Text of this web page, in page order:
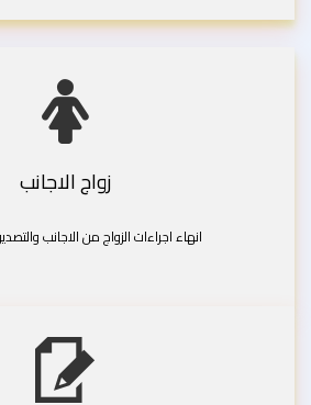
زواج الاجانب
انهاء اجراءات الزواج من الاجانب